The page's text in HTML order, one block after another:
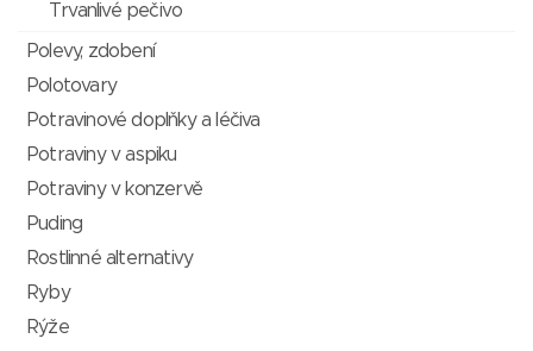
Trvanlivé pečivo
Polevy, zdobení
Polotovary
Potravinové doplňky a léčiva
Potraviny v aspiku
Potraviny v konzervě
Puding
Rostlinné alternativy
Ryby
Rýže